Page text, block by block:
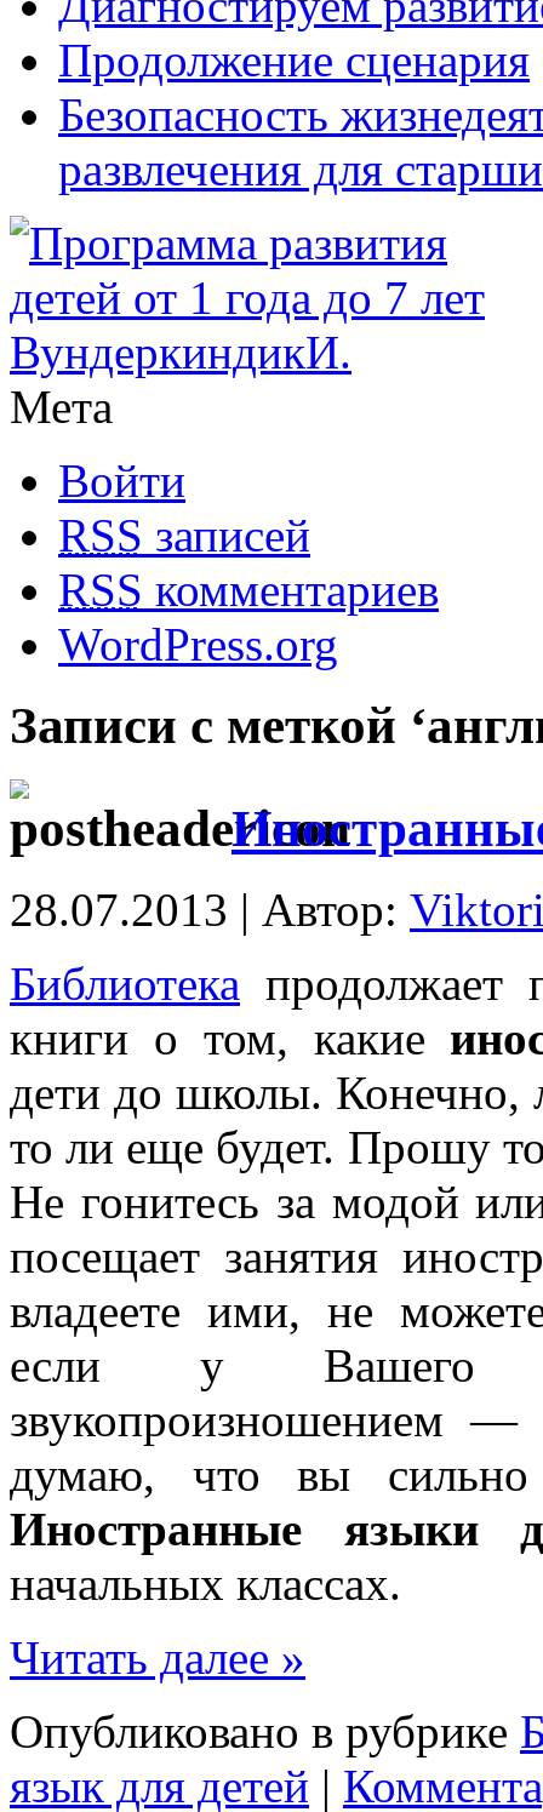
Продолжение сценария
Безопасность
развлечения для
Мета
Войти
RSS записей
RSS комментариев
WordPress.org
Записи с меткой
28.07.2013 | Автор:
Библиотека продолжает
книги о том, какие
дети до школы. Конечно,
то ли еще будет. Прошу
Не гонитесь за модой
посещает занятия
владеете ими, не
если у Вашего
звукопроизношением —
думаю, что вы сильно
Иностранные языки
начальных классах.
Читать далее »
Опубликовано в рубрике
язык для детей |